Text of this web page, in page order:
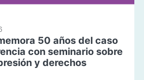
50 años del caso
con seminario sobre
y derechos